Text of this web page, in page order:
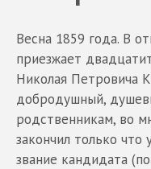
Весна 1859 года. В
приезжает
Николая Петровича
добродушный,
родственникам, во
закончил только что
звание кандидата